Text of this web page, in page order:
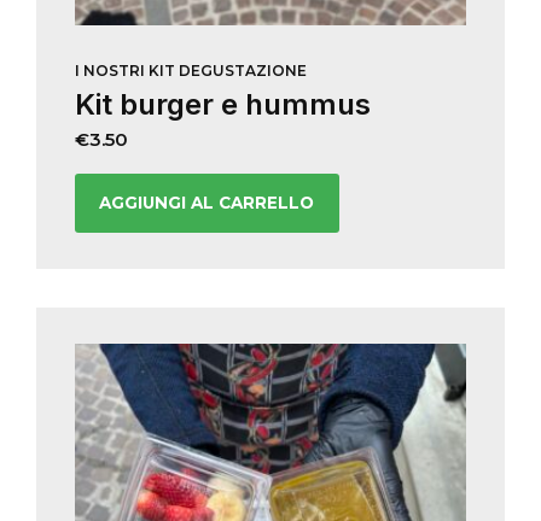
I NOSTRI KIT DEGUSTAZIONE
Kit burger e hummus
€3.50
AGGIUNGI AL CARRELLO